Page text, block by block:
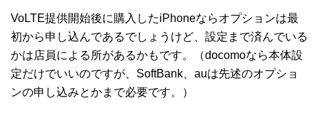
VoLTE提供開始後に購入したiPhoneならオプションは最
初から申し込んであるでしょうけど、設定まで済んでいる
かは店員による所があるかもです。（docomoなら本体設
定だけでいいのですが、SoftBank、auは先述のオプショ
ンの申し込みとかまで必要です。）